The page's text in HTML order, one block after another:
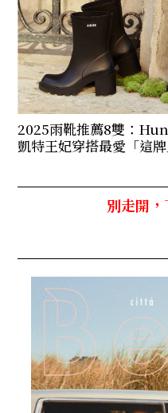
2025雨靴推薦8雙：
凱特王妃穿搭最愛「這牌
別走開